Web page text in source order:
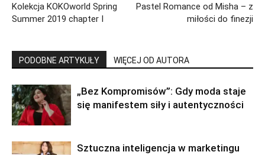
Kolekcja KOKOworld Spring
Summer 2019 chapter I
Pastel Romance od Misha – z
miłości do finezji
PODOBNE ARTYKUŁY WIĘCEJ OD AUTORA
„Bez Kompromisów”: Gdy moda staje
się manifestem siły i autentyczności
Sztuczna inteligencja w marketingu